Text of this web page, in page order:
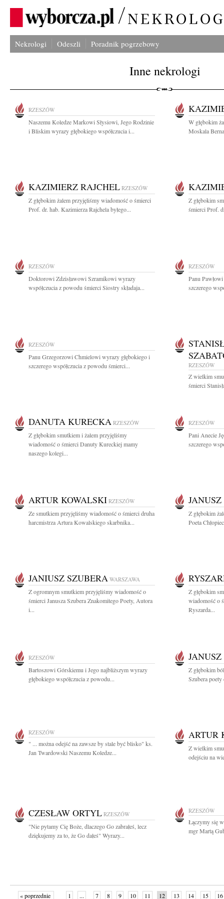
Nekrologi Odeszli Poradnik pogrzebowy
Inne nekrologi
RZESZÓW
Naszemu Koledze Markowi Słysiowi, Jego Rodzinie
i Bliskim wyrazy głębokiego współczucia i...
W głębokim
Moskala
KAZIMIERZ RAJCHEL RZESZÓW
Z głębokim żalem przyjęliśmy wiadomość o śmierci
Prof. dr. hab. Kazimierza Rajchela byłego...
Z głębokim
śmierci Prof.
RZESZÓW
Doktorowi Zdzisławowi Szramikowi wyrazy
współczucia z powodu śmierci Siostry składaja...
RZESZÓW
Panu
szczerego
RZESZÓW
Panu Grzegorzowi Chmielowi wyrazy głębokiego i
szczerego współczucia z powodu śmierci...
RZESZÓW
Z wielkim
śmierci
DANUTA KURECKA RZESZÓW
Z głębokim smutkiem i żalem przyjęliśmy
wiadomość o śmierci Danuty Kureckiej mamy
naszego kolegi...
RZESZÓW
Pani Anecie
szczerego
ARTUR KOWALSKI RZESZÓW
Ze smutkiem przyjęliśmy wiadomość o śmierci druha
harcmistrza Artura Kowalskiego skarbnika...
Z głębokim
Poeta
JANIUSZ SZUBERA WARSZAWA
Z ogromnym smutkiem przyjęliśmy wiadomość o
śmierci Janusza Szubera Znakomitego Poety, Autora
i...
Z głębokim
wiadomość o
Ryszarda...
RZESZÓW
Bartoszowi Górskiemu i Jego najbliższym wyrazy
głębokiego współczucia z powodu...
Z głębokim
Szubera poety
RZESZÓW
" ... można odejść na zawsze by stale być blisko" ks.
Jan Twardowski Naszemu Koledze...
ARTUR
Z wielkim
odejściu na
CZESŁAW ORTYL RZESZÓW
"Nie pytamy Cię Boże, dlaczego Go zabrałeś, lecz
dziękujemy za to, że Go dałeś" Wyrazy...
RZESZÓW
Łączymy się
mgr Martą
« poprzednie 1 ... 7 8 9 10 11 12 13 14 15 16